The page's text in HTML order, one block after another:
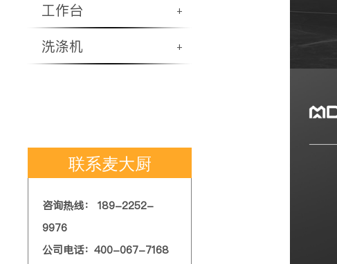
工作台 +
洗涤机 +
联系麦大厨
咨询热线： 189-2252-
9976
公司电话：400-067-7168